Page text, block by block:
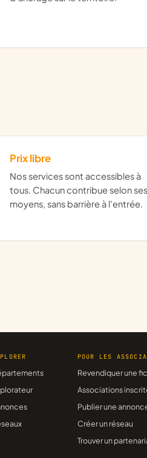
Prix libre
Nos services sont accessibles à
tous. Chacun contribue selon ses
moyens, sans barrière à l'entrée.
POUR LES
Revendiquer une
Associations
Publier une
Créer un réseau
Trouver un